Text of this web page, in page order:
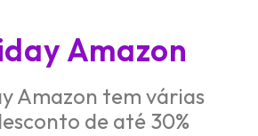
Amazon
Amazon tem várias
de até 30%